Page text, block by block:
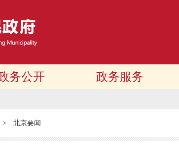
务公开 政务服务
北京要闻